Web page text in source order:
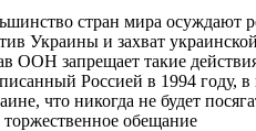
стран мира осуждают
Украины и захват
ООН запрещает такие
Россией в 1994 году, в
что никогда не будет
обещание